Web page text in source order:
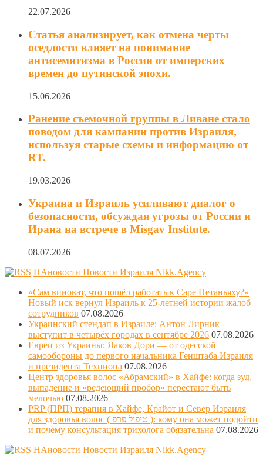
22.07.2026
Статья анализирует, как отмена черты
оседлости влияет на понимание
антисемитизма в России от имперских
времен до путинской эпохи.
15.06.2026
Ранение съемочной группы в Ливане стало
поводом для кампании против Израиля,
используя старые схемы и информацию от
RT.
19.03.2026
Украина и Израиль усиливают диалог о
безопасности, обсуждая угрозы от России и
Ирана на встрече в Misgav Institute.
08.07.2026
НАновости Новости Израиля Nikk.Agency
«Сам виноват, что пошёл работать к Саре Нетаньяху?»
Новый иск вернул Израиль к 25-летней истории жалоб
сотрудников 07.08.2026
Украинский стендап в Израиле: Антон Лирник
выступит в четырёх городах в сентябре 2026 07.08.2026
Евреи из Украины: Яаков Дори — от одесской
самообороны до первого начальника Генштаба Израиля
и президента Техниона 07.08.2026
Центр здоровья волос «Абрaмский» в Хайфе: когда зуд,
выпадение и «редеющий пробор» перестают быть
мелочью 07.08.2026
PRP (ПРП) терапия в Хайфе, Крайот и Север Израиля
для здоровья волос ( טיפול פרפ ): кому она может подойти
и почему консультация трихолога обязательна 07.08.2026
НАновости Новости Израиля Nikk.Agency